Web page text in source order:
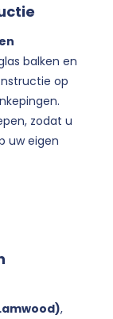
balken en
op
zodat u
uw eigen
,